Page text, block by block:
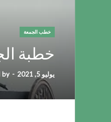
خطب الجمعة
خطبة
يوليو 5, 2021 -
by